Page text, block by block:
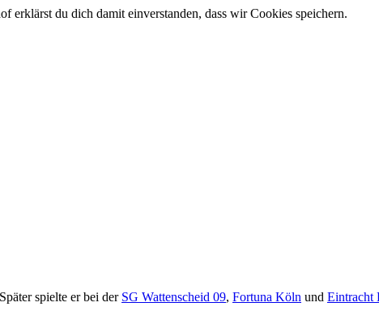
du dich damit einverstanden, dass wir Cookies speichern.
spielte er bei der SG Wattenscheid 09, Fortuna Köln und Eintracht